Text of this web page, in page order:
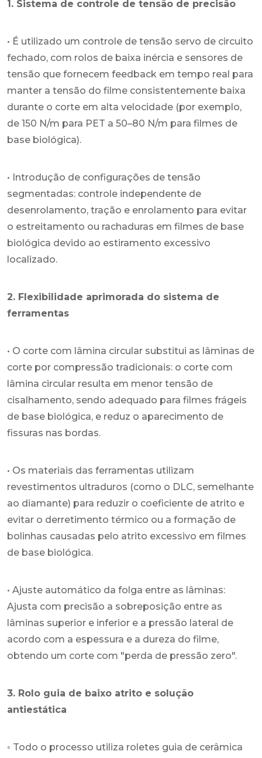
1. Sistema de controle de tensão de precisão
• É utilizado um controle de tensão servo de circuito
fechado, com rolos de baixa inércia e sensores de
tensão que fornecem feedback em tempo real para
manter a tensão do filme consistentemente baixa
durante o corte em alta velocidade (por exemplo,
de 150 N/m para PET a 50–80 N/m para filmes de
base biológica).
• Introdução de configurações de tensão
segmentadas: controle independente de
desenrolamento, tração e enrolamento para evitar
o estreitamento ou rachaduras em filmes de base
biológica devido ao estiramento excessivo
localizado.
2. Flexibilidade aprimorada do sistema de
ferramentas
• O corte com lâmina circular substitui as lâminas de
corte por compressão tradicionais: o corte com
lâmina circular resulta em menor tensão de
cisalhamento, sendo adequado para filmes frágeis
de base biológica, e reduz o aparecimento de
fissuras nas bordas.
• Os materiais das ferramentas utilizam
revestimentos ultraduros (como o DLC, semelhante
ao diamante) para reduzir o coeficiente de atrito e
evitar o derretimento térmico ou a formação de
bolinhas causadas pelo atrito excessivo em filmes
de base biológica.
• Ajuste automático da folga entre as lâminas:
Ajusta com precisão a sobreposição entre as
lâminas superior e inferior e a pressão lateral de
acordo com a espessura e a dureza do filme,
obtendo um corte com "perda de pressão zero".
3. Rolo guia de baixo atrito e solução
antiestática
◦ Todo o processo utiliza roletes guia de cerâmica